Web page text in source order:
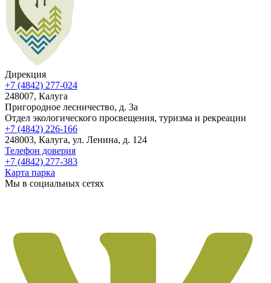
Дирекция
+7 (4842) 277-024
248007, Калуга
Пригородное лесничество, д. 3а
Отдел экологического просвещения, туризма и рекреации
+7 (4842) 226-166
248003, Калуга, ул. Ленина, д. 124
Телефон доверия
+7 (4842) 277-383
Карта парка
Мы в социальных сетях